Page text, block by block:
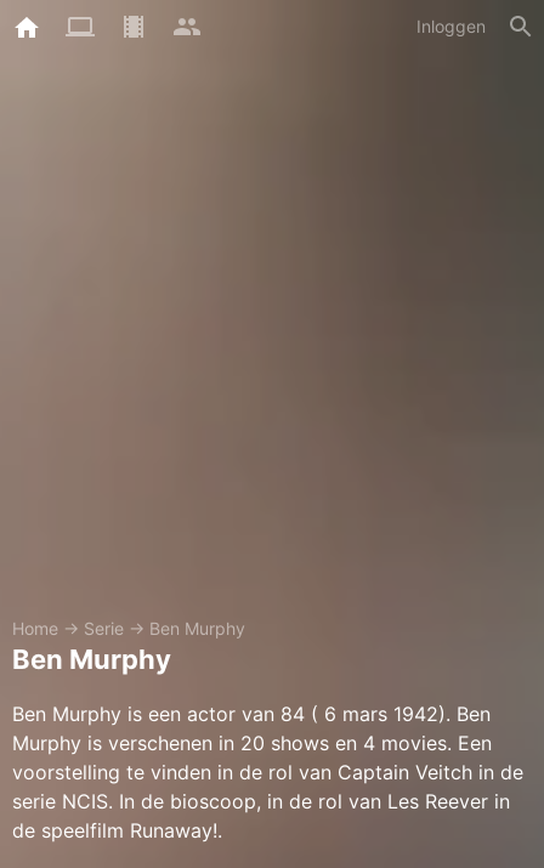
Inloggen
Home → Serie → Ben Murphy
Ben Murphy
Ben Murphy is een actor van 84 ( 6 mars 1942). Ben
Murphy is verschenen in 20 shows en 4 movies. Een
voorstelling te vinden in de rol van Captain Veitch in de
serie NCIS. In de bioscoop, in de rol van Les Reever in
de speelfilm Runaway!.